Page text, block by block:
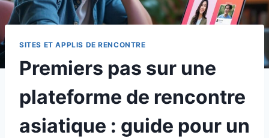
SITES ET APPLIS DE RENCONTRE
Premiers pas sur une
plateforme de rencontre
asiatique : guide pour un